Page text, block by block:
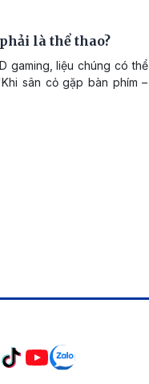
là thể thao?
gaming, liệu chúng có thể
sân cỏ gặp bàn phím –